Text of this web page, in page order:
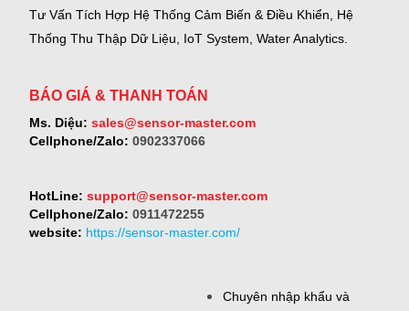
Tư Vấn Tích Hợp Hệ Thống Cảm Biến & Điều Khiển, Hệ
Thống Thu Thập Dữ Liệu, IoT System, Water Analytics.
BÁO GIÁ & THANH TOÁN
Ms. Diệu: sales@sensor-master.com
Cellphone/Zalo: 0902337066
HotLine: support@sensor-master.com
Cellphone/Zalo: 0911472255
website: https://sensor-master.com/
Chuyên nhập khẩu và